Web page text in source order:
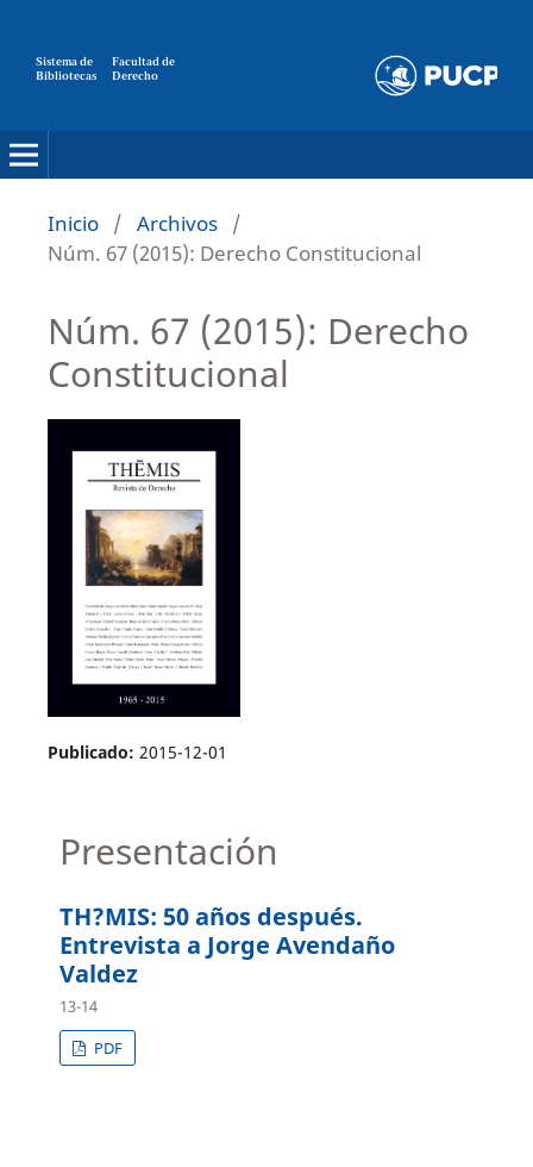
Sistema de
Bibliotecas
Facultad de
Derecho
Inicio / Archivos /
Núm. 67 (2015): Derecho Constitucional
Núm. 67 (2015): Derecho
Constitucional
Publicado: 2015-12-01
Presentación
TH?MIS: 50 años después.
Entrevista a Jorge Avendaño
Valdez
13-14
PDF